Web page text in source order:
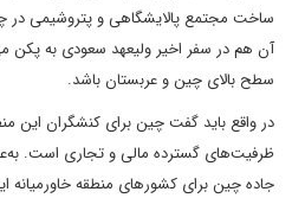
ساخت مجتمع پالایشگاهی و پتروشیمی در
آن هم در سفر اخیر ولیعهد سعودی به پکن
سطح بالای چین و عربستان باشد.
در واقع باید گفت چین برای کنشگران این
ظرفیت‌های گسترده مالی و تجاری است.
جاده چین برای کشورهای منطقه خاورمیانه